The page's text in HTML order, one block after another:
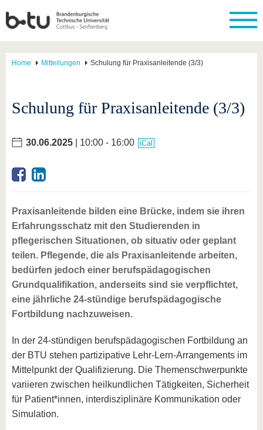
Home Mitteilungen Schulung für Praxisanleitende (3/3)
Schulung für Praxisanleitende (3/3)
30.06.2025 | 10:00 - 16:00 iCal
Praxisanleitende bilden eine Brücke, indem sie ihren
Erfahrungsschatz mit den Studierenden in
pflegerischen Situationen, ob situativ oder geplant
teilen. Pflegende, die als Praxisanleitende arbeiten,
bedürfen jedoch einer berufspädagogischen
Grundqualifikation, anderseits sind sie verpflichtet,
eine jährliche 24-stündige berufspädagogische
Fortbildung nachzuweisen.
In der 24-stündigen berufspädagogischen Fortbildung an
der BTU stehen partizipative Lehr-Lern-Arrangements im
Mittelpunkt der Qualifizierung. Die Themenschwerpunkte
variieren zwischen heilkundlichen Tätigkeiten, Sicherheit
für Patient*innen, interdisziplinäre Kommunikation oder
Simulation.